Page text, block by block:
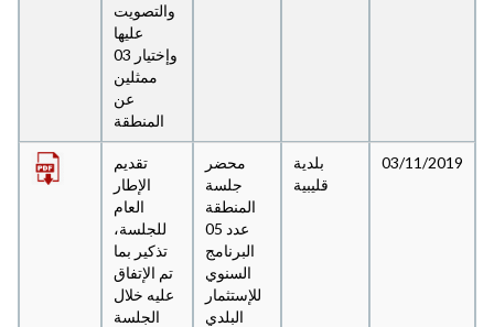
والتصويت
عليها
وإختيار 03
ممثلين
عن
المنطقة
03/11/2019
بلدية
قليبية
محضر
جلسة
المنطقة
عدد 05
البرنامج
السنوي
للإستثمار
البلدي
تقديم
الإطار
العام
للجلسة،
تذكير بما
تم الإتفاق
عليه خلال
الجلسة